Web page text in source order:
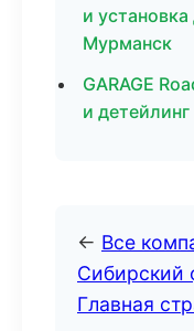
и
Мурманск
GARAGE
и
← Все
Сибирский
Главная